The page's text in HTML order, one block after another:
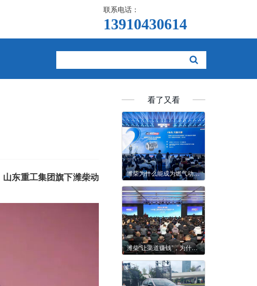
联系电话：
13910430614
山东重工集团旗下潍柴动
看了又看
潍柴为什么能成为燃气动力佼佼者？
潍柴“让渠道赚钱”，为什么不止是说说而已？